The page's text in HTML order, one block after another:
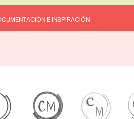
E INSPIRACIÓN